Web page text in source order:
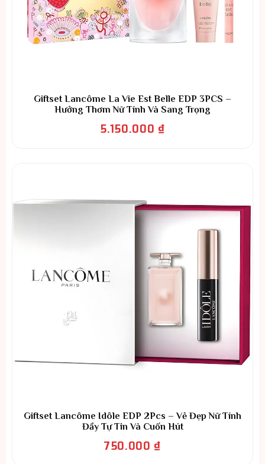
Giftset Lancôme La Vie Est Belle EDP 3PCS –
Hưởng Thơm Nữ Tính Và Sang Trọng
5.150.000₫
Giftset Lancôme Idôle EDP 2Pcs – Vẻ Đẹp Nữ Tính
Đầy Tự Tin Và Cuốn Hút
750.000₫